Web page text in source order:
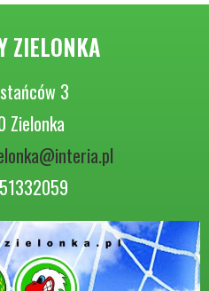
ZIELONKA
3
Zielonka